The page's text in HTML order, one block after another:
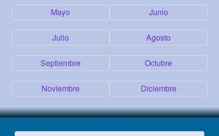
Mayo Junio
Julio Agosto
Septiembre Octubre
Noviembre Diciembre